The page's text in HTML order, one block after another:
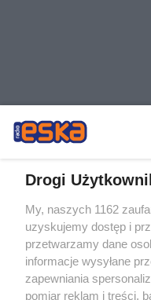
Drogi
My, naszych 1162
uzyskujemy dostęp i
przetwarzamy dane
informacje wysyłane
zapewniania
pomiar reklam i treści,